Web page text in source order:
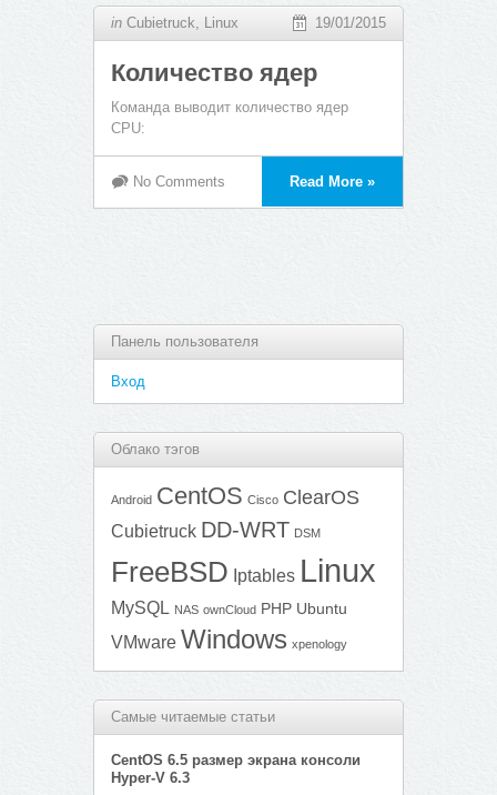
in Cubietruck, Linux 19/01/2015
Количество ядер
Команда выводит количество ядер
CPU:
No Comments Read More »
Панель пользователя
Вход
Облако тэгов
Android CentOS Cisco ClearOS
Cubietruck DD-WRT DSM
FreeBSD Iptables Linux
MySQL NAS ownCloud PHP Ubuntu
VMware Windows xpenology
Самые читаемые статьи
CentOS 6.5 размер экрана консоли
Hyper-V 6.3